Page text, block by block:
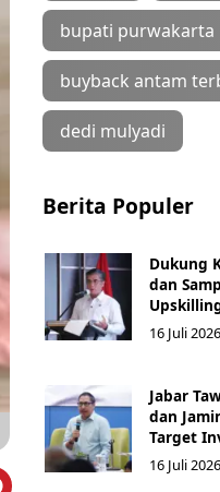
bupati purwakarta
buyback antam
dedi mulyadi
Berita Populer
Dukung
dan
16 Juli 2026
Jabar
dan
Target
16 Juli 2026